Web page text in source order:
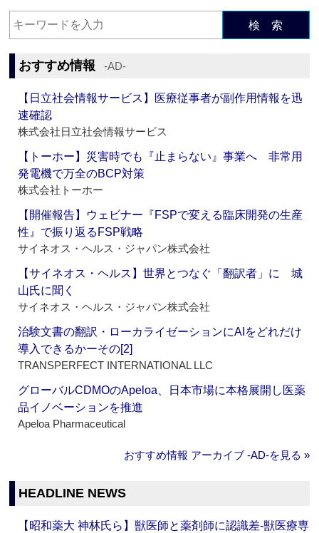
検 索
おすすめ情報 ‐AD‐
【日立社会情報サービス】医療従事者が副作用情報を迅
速確認
株式会社日立社会情報サービス
【トーホー】災害時でも『止まらない』事業へ 非常用
発電機で万全のBCP対策
株式会社トーホー
【開催報告】ウェビナー『FSPで変える臨床開発の生産
性』で振り返るFSP戦略
サイネオス・ヘルス・ジャパン株式会社
【サイネオス・ヘルス】世界とつなぐ「翻訳者」に 城
山氏に聞く
サイネオス・ヘルス・ジャパン株式会社
治験文書の翻訳・ローカライゼーションにAIをどれだけ
導入できるかーその[2]
TRANSPERFECT INTERNATIONAL LLC
グローバルCDMOのApeloa、日本市場に本格展開し医薬
品イノベーションを推進
Apeloa Pharmaceutical
おすすめ情報 アーカイブ ‐AD‐を見る »
HEADLINE NEWS
【昭和薬大 神林氏ら】獣医師と薬剤師に認識差‐獣医療専